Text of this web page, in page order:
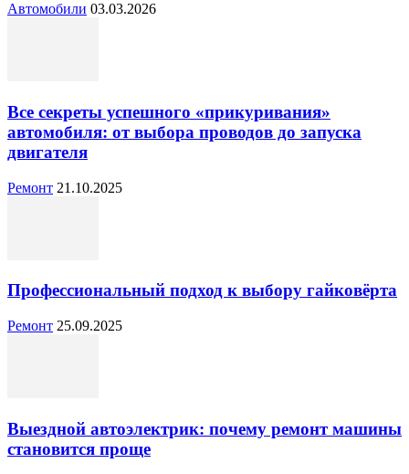
Автомобили 03.03.2026
Все секреты успешного «прикуривания»
автомобиля: от выбора проводов до запуска
двигателя
Ремонт 21.10.2025
Профессиональный подход к выбору гайковёрта
Ремонт 25.09.2025
Выездной автоэлектрик: почему ремонт машины
становится проще